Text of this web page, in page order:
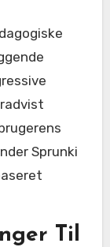
Sprunki
Til